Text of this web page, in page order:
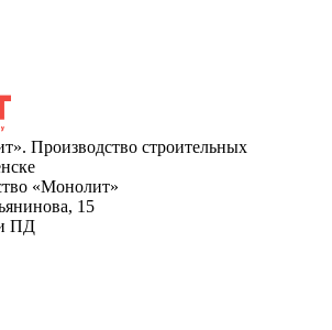
Производство строительных
«Монолит»
15
ПД